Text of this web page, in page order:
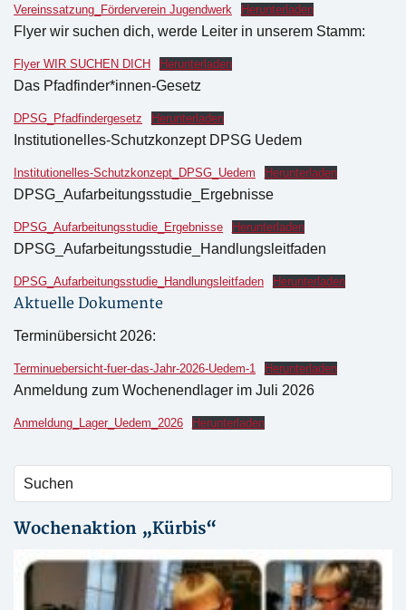
Vereinssatzung_Förderverein Jugendwerk Herunterladen
Flyer wir suchen dich, werde Leiter in unserem Stamm:
Flyer WIR SUCHEN DICH Herunterladen
Das Pfadfinder*innen-Gesetz
DPSG_Pfadfindergesetz Herunterladen
Institutionelles-Schutzkonzept DPSG Uedem
Institutionelles-Schutzkonzept_DPSG_Uedem Herunterladen
DPSG_Aufarbeitungsstudie_Ergebnisse
DPSG_Aufarbeitungsstudie_Ergebnisse Herunterladen
DPSG_Aufarbeitungsstudie_Handlungsleitfaden
DPSG_Aufarbeitungsstudie_Handlungsleitfaden Herunterladen
Aktuelle Dokumente
Terminübersicht 2026:
Terminuebersicht-fuer-das-Jahr-2026-Uedem-1 Herunterladen
Anmeldung zum Wochenendlager im Juli 2026
Anmeldung_Lager_Uedem_2026 Herunterladen
Wochenaktion „Kürbis“